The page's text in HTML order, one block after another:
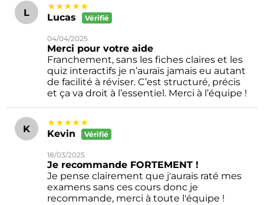
L
★★★★★
Lucas
Vérifié
04/04/2025
Merci pour votre aide
Franchement, sans les fiches claires et les
quiz interactifs je n’aurais jamais eu autant
de facilité à réviser. C’est structuré, précis
et ça va droit à l’essentiel. Merci à l’équipe !
K
★★★★★
Kevin
Vérifié
18/03/2025
Je recommande FORTEMENT !
Je pense clairement que j'aurais raté mes
examens sans ces cours donc je
recommande, merci à toute l'équipe !